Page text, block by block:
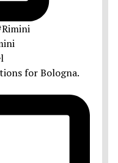
for Bologna.